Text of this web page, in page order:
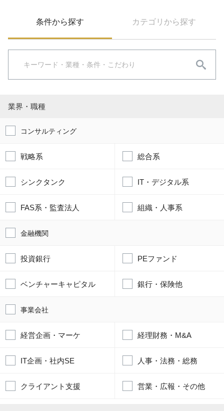
条件から探す カテゴリから探す
業界・職種
コンサルティング
戦略系 総合系
シンクタンク IT・デジタル系
FAS系・監査法人 組織・人事系
金融機関
投資銀行 PEファンド
ベンチャーキャピタル 銀行・保険他
事業会社
経営企画・マーケ 経理財務・M&A
IT企画・社内SE 人事・法務・総務
クライアント支援 営業・広報・その他